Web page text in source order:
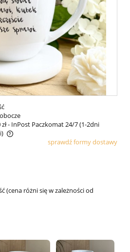
- InPost Paczkomat 24/7 (1-2dni
kosztów płatności
sprawdź formy dostawy
(cena różni się w zależności od